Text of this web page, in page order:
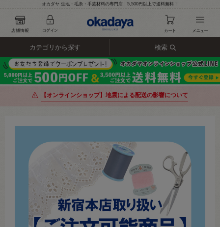
オカダヤ 生地・毛糸・手芸材料の専門店｜5,500円以上で送料無料！
カテゴリから探す 検索
【オンラインショップ】地震による配送の影響について